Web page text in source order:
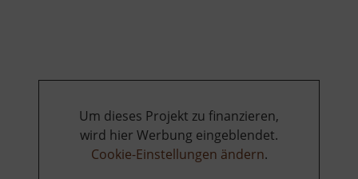
Um dieses Projekt zu finanzieren,
wird hier Werbung eingeblendet.
Cookie-Einstellungen ändern.